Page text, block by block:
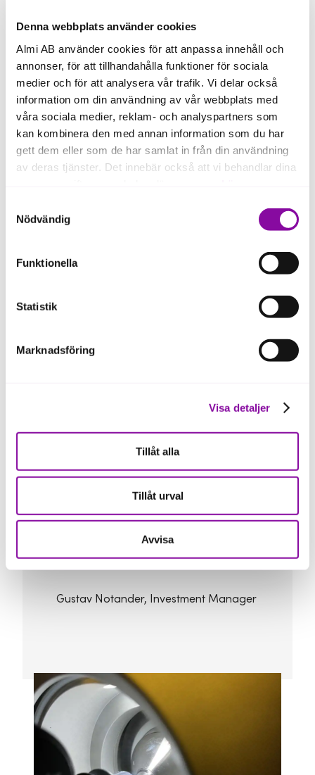
Denna webbplats använder cookies
Almi AB använder cookies för att anpassa innehåll och
annonser, för att tillhandahålla funktioner för sociala
medier och för att analysera vår trafik. Vi delar också
information om din användning av vår webbplats med
våra sociala medier, reklam- och analyspartners som
kan kombinera den med annan information som du har
gett dem eller som de har samlat in från din användning
av deras tjänster. Det innebär också att vi behandlar dina
Om du klickar på avvisa kommer användning av kakor
eller delning av information enligt ovan, inte att ske,
förutom för kakor som är nödvändiga för att hemsidan
ska fungera se mer under inställningar.
Nödvändig
Funktionella
Statistik
Marknadsföring
Visa detaljer
Tillåt alla
Tillåt urval
Avvisa
FenoMark Diagnostics
"FenoMark tar sig an en av de stora
– att säkerställa att rätt patient får rätt
behandling i rätt tid. Vi ser en stor
Med en snabbt växande marknad och
en teknik som kan förbättra både
patientutfall och sjukvårdens effektivitet
ser vi fram emot att stötta FenoMark på
deras tillväxtresa.”
Gustav Notander, Investment Manager